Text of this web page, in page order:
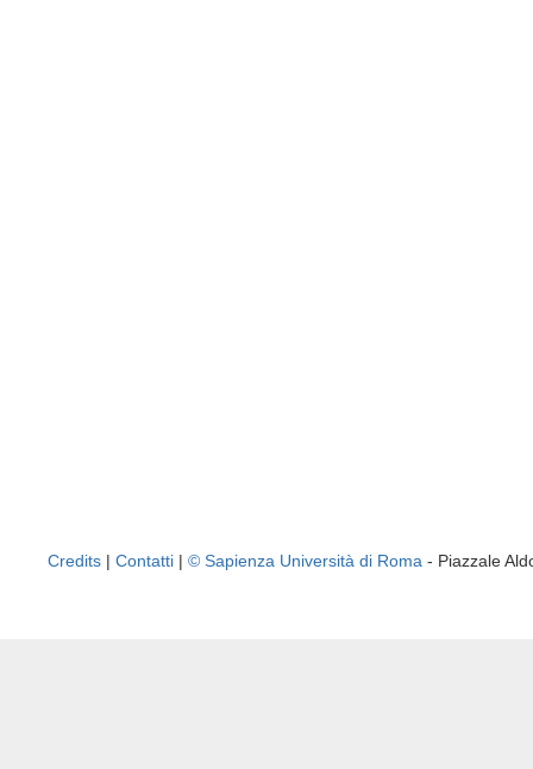
Credits | Contatti | © Sapienza Università di Roma - Piazzale